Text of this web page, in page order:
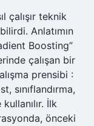
çalışır teknik
Anlatımın
Boosting”
çalışan bir
prensibi :
sınıflandırma,
İlk
önceki